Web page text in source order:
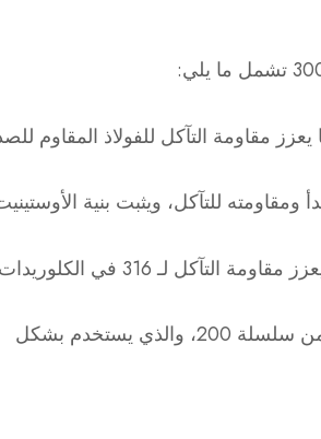
محتوى المنجنيز أعلى في الفولاذ المقاوم للصدأ من سلسلة 200، والذي يستخدم بشكل